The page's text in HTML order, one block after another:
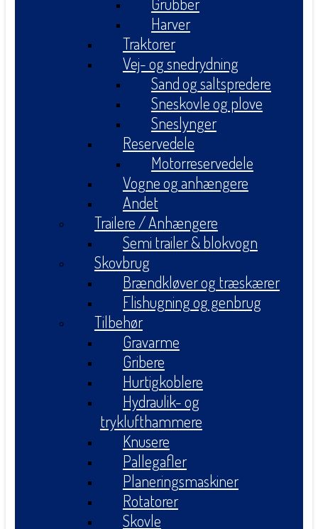
Harver
Traktorer
Vej- og snedrydning
Sand og saltspredere
Sneskovle og plove
Sneslynger
Reservedele
Motorreservedele
Vogne og anhængere
Andet
Trailere / Anhængere
Semi trailer & blokvogn
Skovbrug
Brændkløver og træskærer
Flishugning og genbrug
Tilbehør
Gravarme
Gribere
Hurtigkoblere
Hydraulik- og
tryklufthammere
Knusere
Pallegafler
Planeringsmaskiner
Rotatorer
Skovle